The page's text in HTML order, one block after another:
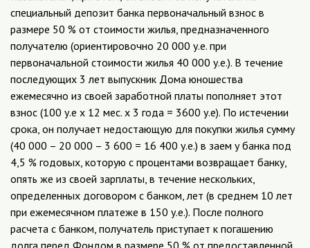
специальный депозит банка первоначальный взнос в
размере 50 % от стоимости жилья, предназначенного
получателю (ориентировочно 20 000 у.е. при
первоначальной стоимости жилья 40 000 у.е.). В течение
последующих 3 лет выпускник Дома юношества
ежемесячно из своей заработной платы пополняет этот
взнос (100 у.е х 12 мес. х 3 года = 3600 у.е). По истечении
срока, он получает недостающую для покупки жилья сумму
(40 000 – 20 000 – 3 600 = 16 400 у.е.) в заем у банка под
4,5 % годовых, которую с процентами возвращает банку,
опять же из своей зарплаты, в течение нескольких,
определенных договором с банком, лет (в среднем 10 лет
при ежемесячном платеже в 150 у.е.). После полного
расчета с банком, получатель приступает к погашению
долга перед Фондом в размере 50 % от предоставленной